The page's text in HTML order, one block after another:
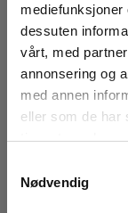
dessuten
vårt, med
annonsering og
med annen
eller som de har
tjenestene deres.
Nødvendig
Dimensjoner
90x48x24
SO2 maks
20
EAN
EL.NR 8023390
Lav
Les mer